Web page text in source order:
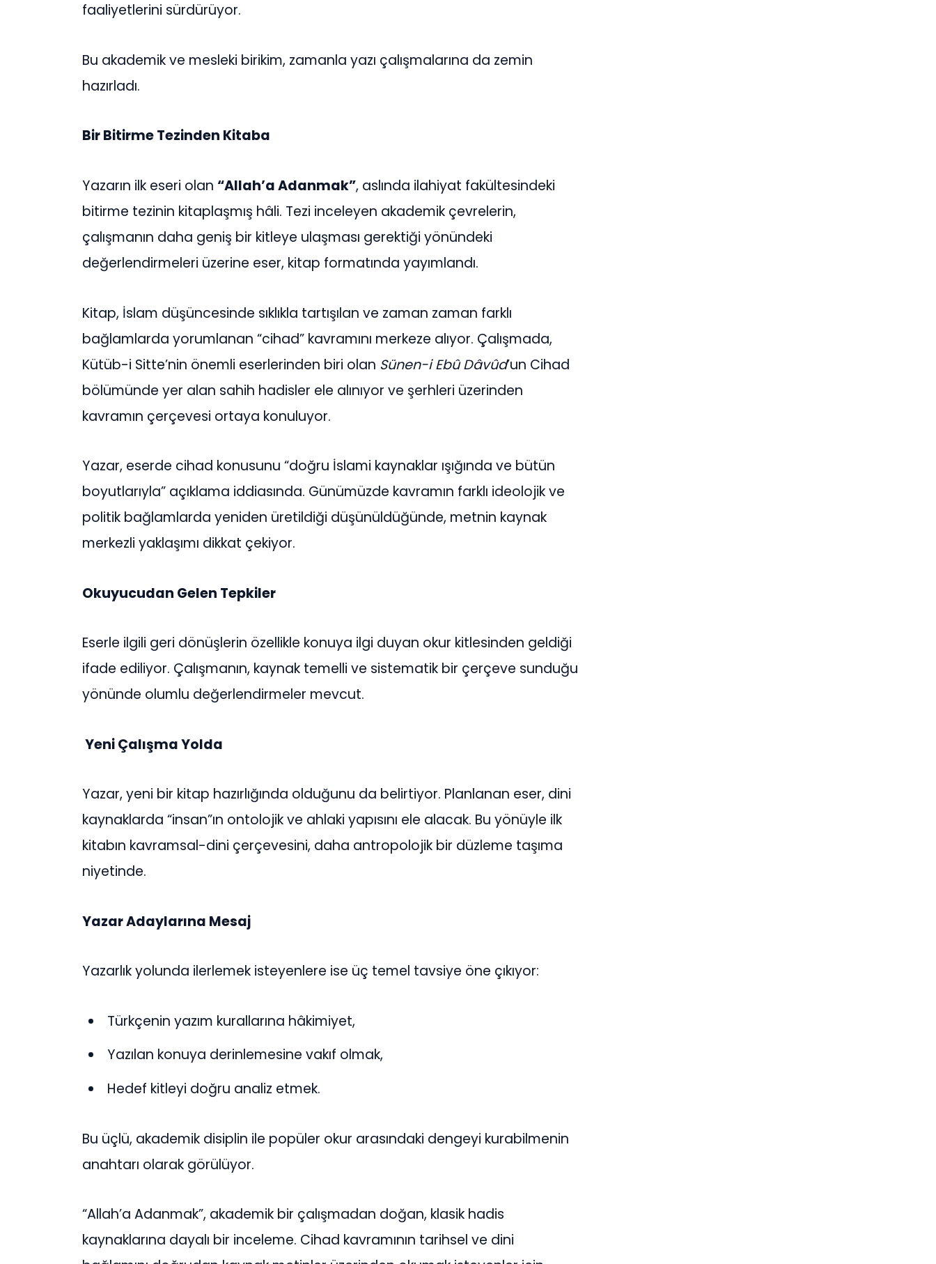
faaliyetlerini sürdürüyor.
Bu akademik ve mesleki birikim, zamanla yazı çalışmalarına da zemin
hazırladı.
Bir Bitirme Tezinden Kitaba
Yazarın ilk eseri olan “Allah’a Adanmak”, aslında ilahiyat fakültesindeki
bitirme tezinin kitaplaşmış hâli. Tezi inceleyen akademik çevrelerin,
çalışmanın daha geniş bir kitleye ulaşması gerektiği yönündeki
değerlendirmeleri üzerine eser, kitap formatında yayımlandı.
Kitap, İslam düşüncesinde sıklıkla tartışılan ve zaman zaman farklı
bağlamlarda yorumlanan “cihad” kavramını merkeze alıyor. Çalışmada,
Kütüb-i Sitte’nin önemli eserlerinden biri olan Sünen-i Ebû Dâvûd’un Cihad
bölümünde yer alan sahih hadisler ele alınıyor ve şerhleri üzerinden
kavramın çerçevesi ortaya konuluyor.
Yazar, eserde cihad konusunu “doğru İslami kaynaklar ışığında ve bütün
boyutlarıyla” açıklama iddiasında. Günümüzde kavramın farklı ideolojik ve
politik bağlamlarda yeniden üretildiği düşünüldüğünde, metnin kaynak
merkezli yaklaşımı dikkat çekiyor.
Okuyucudan Gelen Tepkiler
Eserle ilgili geri dönüşlerin özellikle konuya ilgi duyan okur kitlesinden geldiği
ifade ediliyor. Çalışmanın, kaynak temelli ve sistematik bir çerçeve sunduğu
yönünde olumlu değerlendirmeler mevcut.
Yeni Çalışma Yolda
Yazar, yeni bir kitap hazırlığında olduğunu da belirtiyor. Planlanan eser, dini
kaynaklarda “insan”ın ontolojik ve ahlaki yapısını ele alacak. Bu yönüyle ilk
kitabın kavramsal-dini çerçevesini, daha antropolojik bir düzleme taşıma
niyetinde.
Yazar Adaylarına Mesaj
Yazarlık yolunda ilerlemek isteyenlere ise üç temel tavsiye öne çıkıyor:
Türkçenin yazım kurallarına hâkimiyet,
Yazılan konuya derinlemesine vakıf olmak,
Hedef kitleyi doğru analiz etmek.
Bu üçlü, akademik disiplin ile popüler okur arasındaki dengeyi kurabilmenin
anahtarı olarak görülüyor.
“Allah’a Adanmak”, akademik bir çalışmadan doğan, klasik hadis
kaynaklarına dayalı bir inceleme. Cihad kavramının tarihsel ve dini